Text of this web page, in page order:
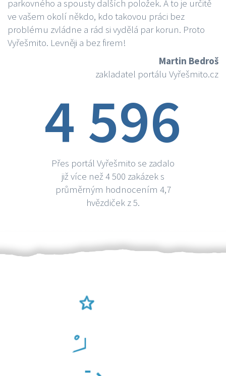
parkovného a spousty dalších položek. A to je určitě
ve vašem okolí někdo, kdo takovou práci bez
problému zvládne a rád si vydělá par korun. Proto
Vyřešmito. Levněji a bez firem!
Martin Bedroš
zakladatel portálu Vyřešmito.cz
4 596
Přes portál Vyřešmito se zadalo
již více než 4 500 zakázek s
průměrným hodnocením 4,7
hvězdiček z 5.